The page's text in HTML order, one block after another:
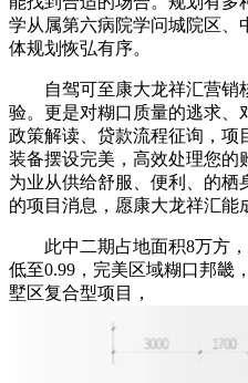
学从属第六病院学问城院区、
体规划恢弘有序。
自驾可至康大龙祥汇营销
验。更是对糊口质量的逃求、
政策解读、贷款流程征询，项
装备摆设完美，高效处理您的
为业从供给舒服、便利、的栖
的项目消息，愿康大龙祥汇能
此中二期占地面积8万方，
低至0.99，完美区域糊口邦畿
墅区复合型项目，